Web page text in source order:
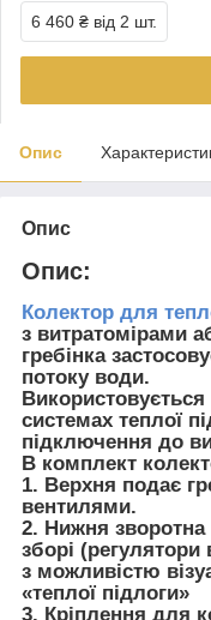
6 460 ₴ від 2 шт.
Опис
Опис
Опис:
Колектор для
з витратомірами
гребінка
потоку води.
Використовується
системах теплої
підключення до
В комплект
1. Верхня подає
вентилями.
2. Нижня зворотна
зборі (регулятори
з можливістю
«теплої підлоги»
3. Кріплення для